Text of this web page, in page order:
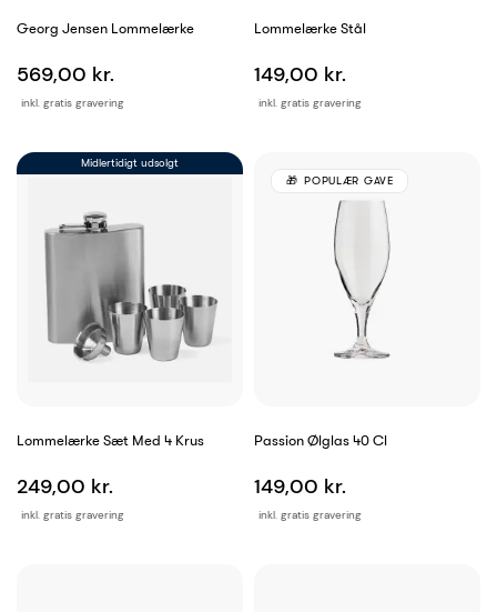
Georg Jensen Lommelærke
inkl. gratis gravering
569,00 kr.
Lommelærke Stål
inkl. gratis gravering
149,00 kr.
Lommelærke Sæt Med 4 Krus
inkl. gratis gravering
249,00 kr.
Midlertidigt udsolgt
Passion Ølglas 40 Cl
inkl. gratis gravering
149,00 kr.
POPULÆR GAVE